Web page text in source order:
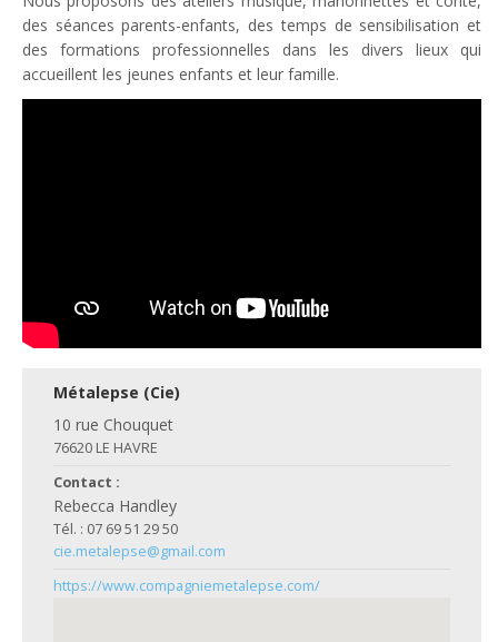
des séances parents-enfants, des temps de sensibilisation et
des formations professionnelles dans les divers lieux qui
accueillent les jeunes enfants et leur famille.
Métalepse (Cie)
10 rue Chouquet
76620 LE HAVRE
Contact :
Rebecca Handley
Tél. : 07 69 51 29 50
cie.metalepse@gmail.com
https://www.compagniemetalepse.com/